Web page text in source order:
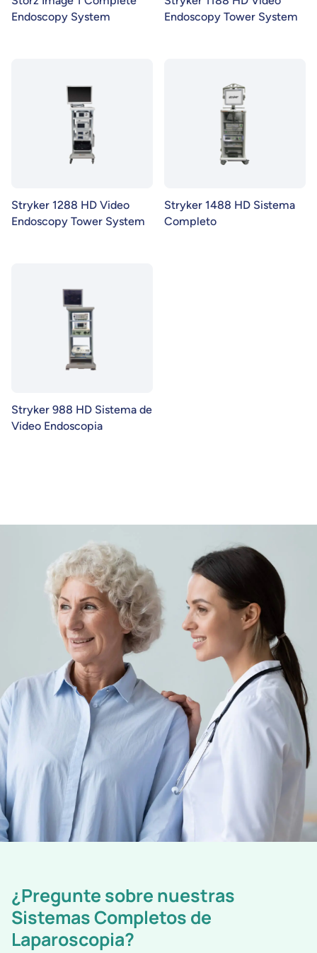
Endoscopy System
Endoscopy Tower System
Stryker 1288 HD Video
Endoscopy Tower System
Stryker 1488 HD Sistema
Completo
Stryker 988 HD Sistema de
Video Endoscopia
¿Pregunte sobre nuestras
Sistemas Completos de
Laparoscopia?